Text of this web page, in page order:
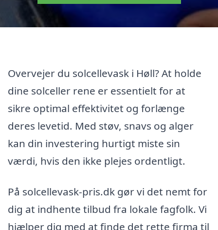
Overvejer du solcellevask i Høll? At holde
dine solceller rene er essentielt for at
sikre optimal effektivitet og forlænge
deres levetid. Med støv, snavs og alger
kan din investering hurtigt miste sin
værdi, hvis den ikke plejes ordentligt.
På solcellevask-pris.dk gør vi det nemt for
dig at indhente tilbud fra lokale fagfolk. Vi
hjælper dig med at finde det rette firma til